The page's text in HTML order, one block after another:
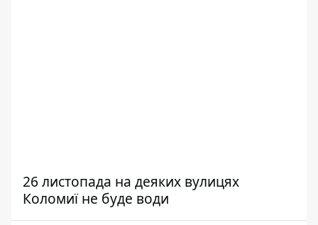
26 листопада на деяких вулицях
Коломиї не буде води